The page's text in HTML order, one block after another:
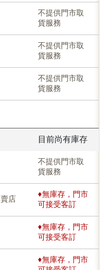
不提供門市取
貨服務
不提供門市取
貨服務
不提供門市取
貨服務
目前尚有庫存
不提供門市取
貨服務
店
♦無庫存，門市
可接受客訂
♦無庫存，門市
可接受客訂
♦無庫存，門市